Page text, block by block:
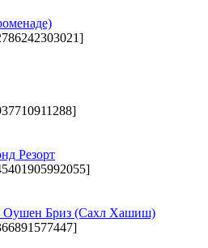
Резорт
Оушен Бриз (Сахл Хашиш)